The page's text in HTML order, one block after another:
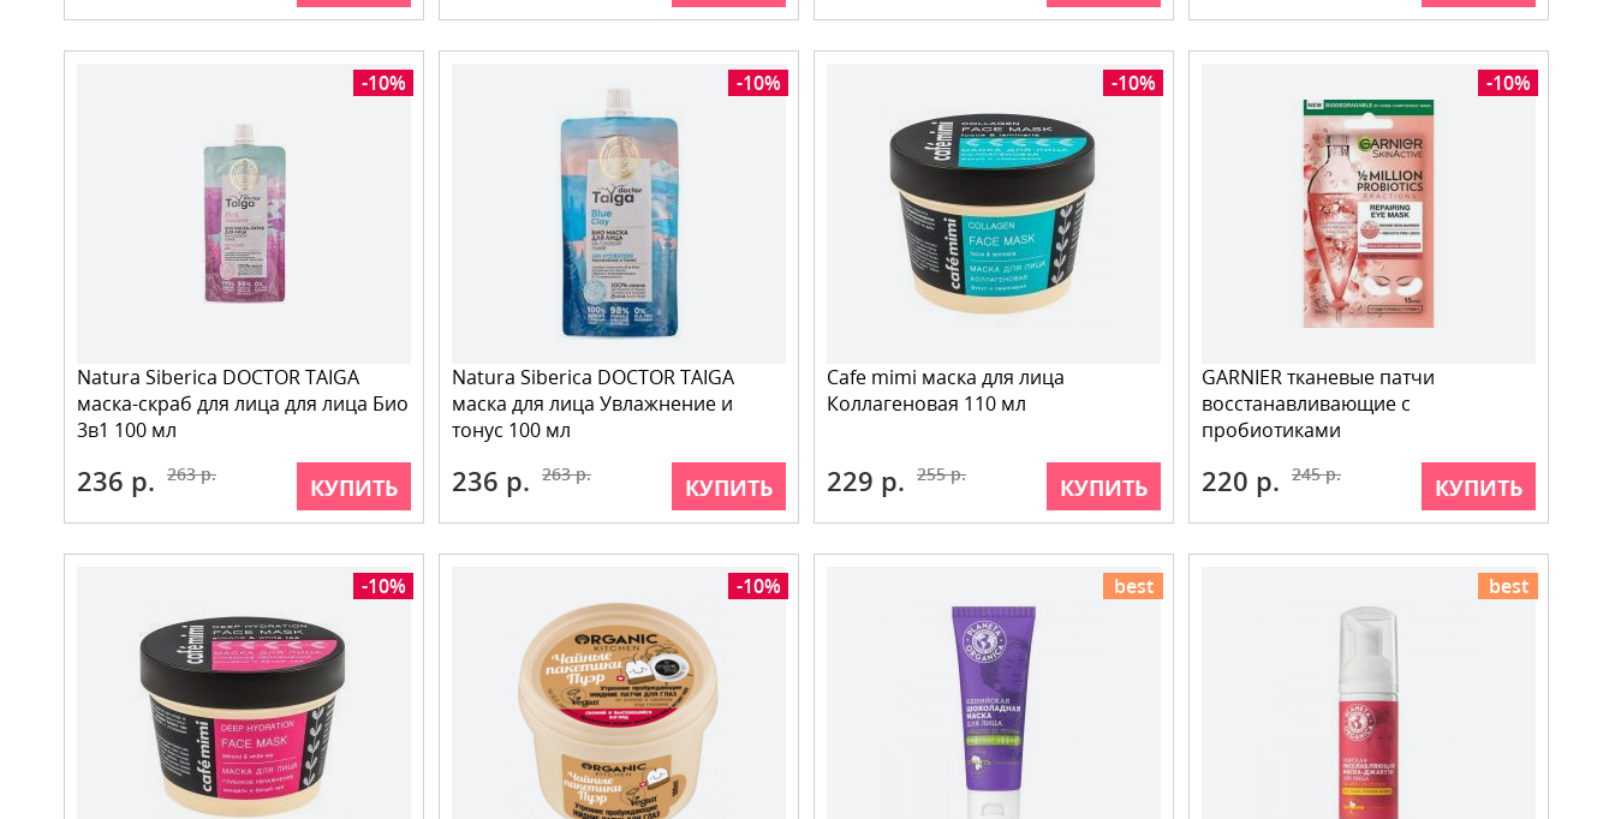
-10%
Natura Siberica DOCTOR TAIGA
маска-скраб для лица для лица Био
3в1 100 мл
236 р. 263 р. КУПИТЬ
-10%
Natura Siberica DOCTOR TAIGA
маска для лица Увлажнение и
тонус 100 мл
236 р. 263 р. КУПИТЬ
-10%
Cafe mimi маска для лица
Коллагеновая 110 мл
229 р. 255 р. КУПИТЬ
-10%
GARNIER тканевые патчи
восстанавливающие с
пробиотиками
220 р. 245 р. КУПИТЬ
-10% -10% best best